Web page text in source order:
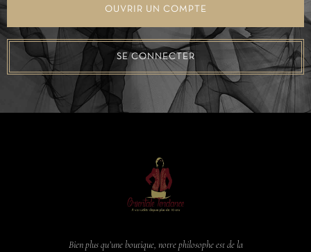
OUVRIR UN COMPTE
SE CONNECTER
Bien plus qu’une boutique, notre philosophe est de la